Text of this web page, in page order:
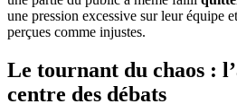
une pression excessive sur leur équipe
perçues comme injustes.
Le tournant du chaos :
centre des débats